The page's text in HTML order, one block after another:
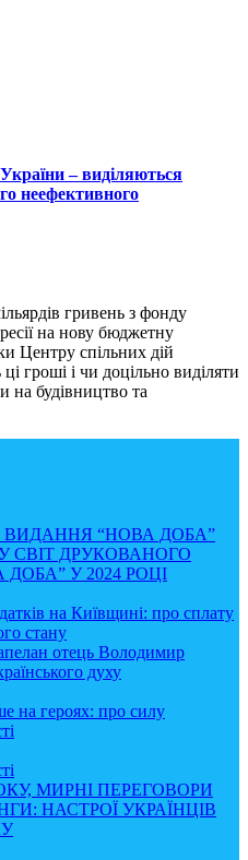
– виділяються
неефективного
гривень з фонду
на нову бюджетну
Центру спільних дій
гроші і чи доцільно виділяти
на будівництво та
ВИДАННЯ “НОВА ДОБА”
СВІТ ДРУКОВАНОГО
У 2024 РОЦІ
на Київщині: про сплату
стану
отець Володимир
духу
на героях: про силу
МИРНІ ПЕРЕГОВОРИ
НАСТРОЇ УКРАЇНЦІВ